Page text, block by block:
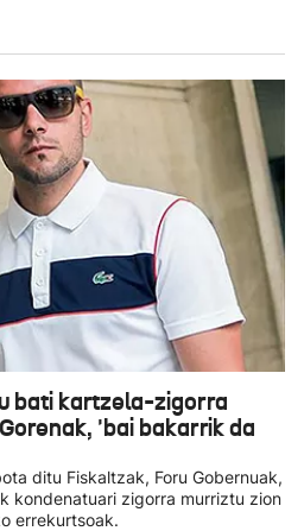
bati kartzela-zigorra
'bai bakarrik da
ditu Fiskaltzak, Foru Gobernuak,
kondenatuari zigorra murriztu zion
errekurtsoak.